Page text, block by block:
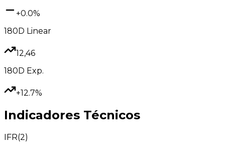
+0.0%
180D Linear
12,46
180D Exp.
+12.7%
Indicadores Técnicos
IFR(2)